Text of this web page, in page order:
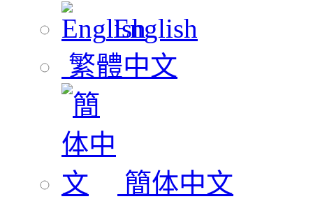
English
繁體中文
簡体中文